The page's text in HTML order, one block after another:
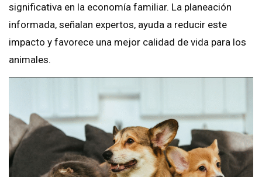
significativa en la economía familiar. La planeación
informada, señalan expertos, ayuda a reducir este
impacto y favorece una mejor calidad de vida para los
animales.